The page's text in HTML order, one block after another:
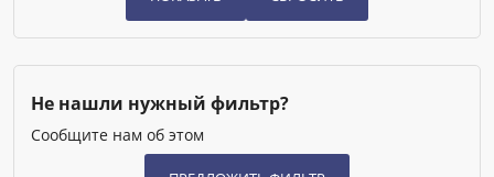
Не нашли нужный фильтр?
Сообщите нам об этом